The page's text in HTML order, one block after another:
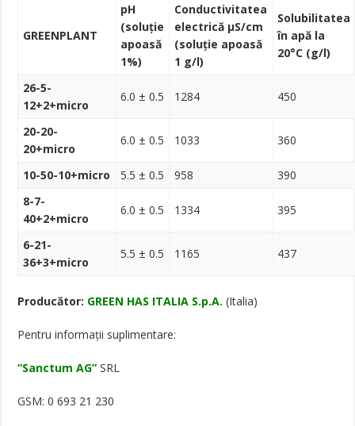
GREENPLANT
pH
(soluție
apoasă
1%)
Conductivitatea
electrică µS/cm
(soluție apoasă
1 g/l)
Solubilitatea
în apă la
20°C (g/l)
26-5-
12+2+micro
6.0 ± 0.5 1284 450
20-20-
20+micro
6.0 ± 0.5 1033 360
10-50-10+micro 5.5 ± 0.5 958
390
8-7-
40+2+micro
6.0 ± 0.5 1334 395
6-21-
36+3+micro
5.5 ± 0.5 1165 437
Producător: GREEN HAS ITALIA S.p.A. (Italia)
Pentru informaţii suplimentare:
“Sanctum AG” SRL
GSM: 0 693 21 230